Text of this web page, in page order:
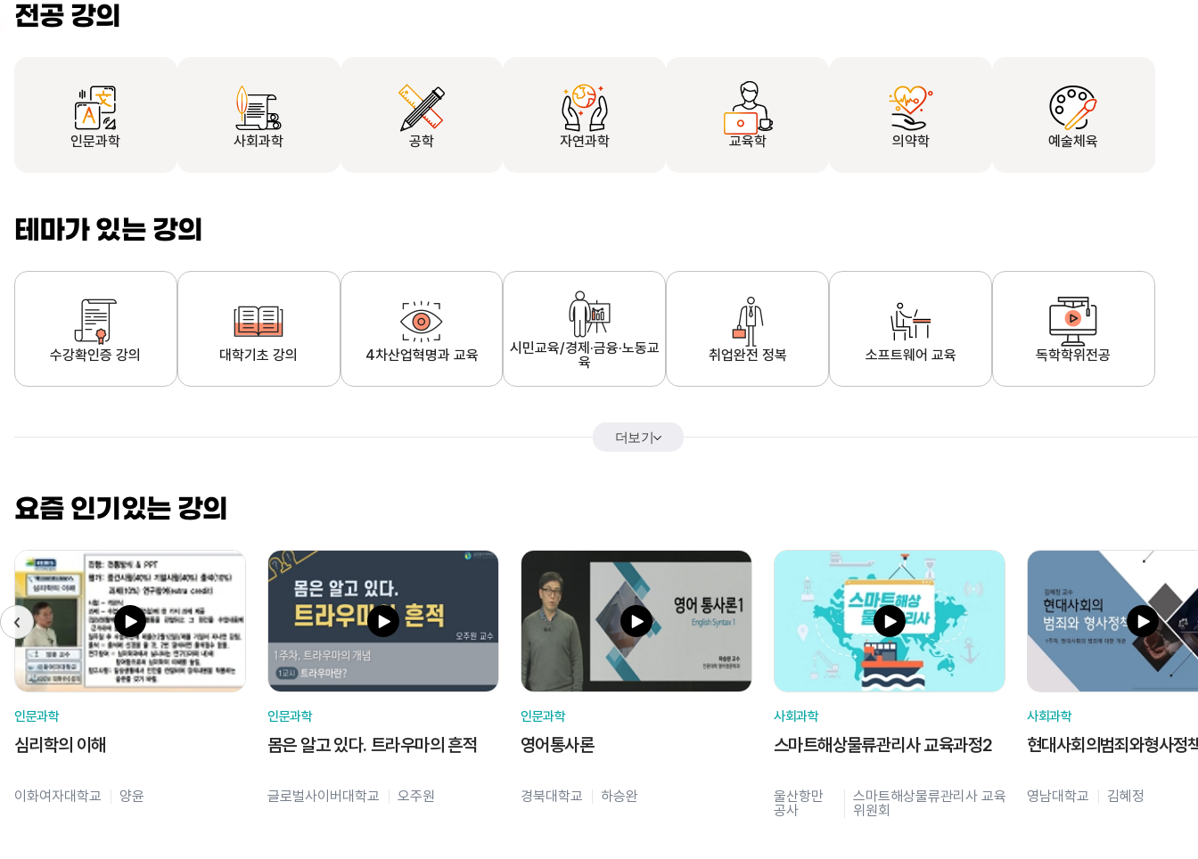
전공 강의
인문과학 사회과학 공학 자연과학 교육학 의약학 예술체육
테마가 있는 강의
수강확인증 강의 대학기초 강의 4차산업혁명과 교육
시민교육/경제·금융·노동교
육
취업완전 정복 소프트웨어 교육 독학학위전공
더보기
요즘 인기있는 강의
인문과학
심리학의 이해
이화여자대학교 양윤
인문과학
몸은 알고 있다. 트라우마의 흔적
글로벌사이버대학교 오주원
인문과학
영어통사론
경북대학교 하승완
사회과학
스마트해상물류관리사 교육과정2
울산항만
공사
스마트해상물류관리사 교육
위원회
사회과학
현대사회의범죄와형사정
영남대학교 김혜정